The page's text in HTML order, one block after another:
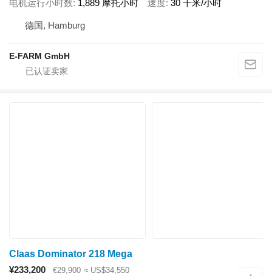
电机运行小时数 1,889 摩托小时 速度 30 千米/小时
德国, Hamburg
E-FARM GmbH
Claas Dominator 218 Mega
¥233,200
€29,900 ≈ US$34,550